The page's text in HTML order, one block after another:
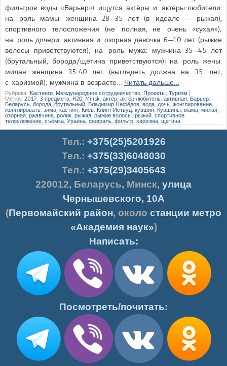
фильтров воды «Барьер») ищутся актёры и актёры-любители:
на роль мамы: женщина 28—35 лет (в идеале — рыжая),
спортивного телосложения (не полная, не очень «сухая»);
на роль дочери: активная и озорная девочка 6—10 лет (рыжие
волосы приветствуются); на роль мужа: мужчина 35—45 лет
(брутальный, борода/щетина приветствуются); на роль жены:
милая женщина 35-40 лет (выглядеть должна на 35 лет,
с харизмой); мужчина в возрасте… Читать дальше…
Рубрика: Кастинги Международное сотрудничество Проекты Туризм
Метки: 2017 3 предмета, H2O Minsk актёр актёр-любитель активная ,Барьер
Беларусь борода ,брутальный Владимир Нефёдов вода дочь жонглирование
жонглировать зима,кастинг Киев Клинт Иствуд,кувшин, Кувшины мама милая
озорная ржавчина ,ролик рыжая ,рыжие волосы, рыжий ,спортивное
телосложение съёмка Ураина февраль фильтр ,харизма щетина
Тел.: +375(25)5201926
Тел.: +375(33)6048030
Тел.: +375(29)3405643
220012, Беларусь, Минск, улица
Чернышевского, 10А
(Первомайский район, около станции метро
«Академия наук»)
Написать:
Посмотреть/почитать: